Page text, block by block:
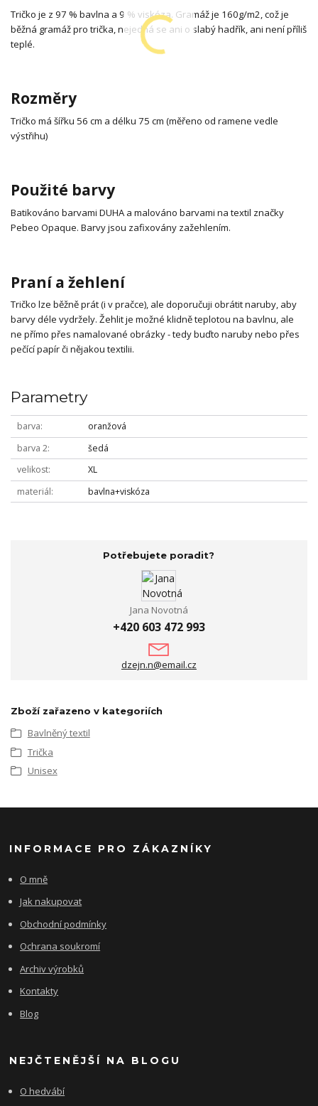
Tričko je z 97 % bavlna a 9 % viskóza. Gramáž je 160g/m2, což je
běžná gramáž pro trička, nejedná se ani o slabý hadřík, ani není příliš
teplé.
Rozměry
Tričko má šířku 56 cm a délku 75 cm (měřeno od ramene vedle
výstřihu)
Použité barvy
Batikováno barvami DUHA a malováno barvami na textil značky
Pebeo Opaque. Barvy jsou zafixovány zažehlením.
Praní a žehlení
Tričko lze běžně prát (i v pračce), ale doporučuji obrátit naruby, aby
barvy déle vydržely. Žehlit je možné klidně teplotou na bavlnu, ale
ne přímo přes namalované obrázky - tedy buďto naruby nebo přes
pečící papír či nějakou textilii.
Parametry
barva
oranžová
barva 2
šedá
velikost
XL
materiál
bavlna+viskóza
Potřebujete poradit?
Jana Novotná
+420 603 472 993
dzejn.n@email.cz
Zboží zařazeno v kategoriích
Bavlněný textil
Trička
Unisex
INFORMACE PRO ZÁKAZNÍKY
O mně
Jak nakupovat
Obchodní podmínky
Ochrana soukromí
Archiv výrobků
Kontakty
Blog
NEJČTENĚJŠÍ NA BLOGU
O hedvábí